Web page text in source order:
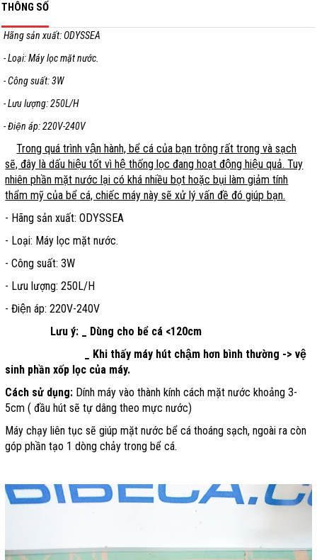
THÔNG SỐ
Hãng sản xuất: ODYSSEA
- Loại: Máy lọc mặt nước.
- Công suất: 3W
- Lưu lượng: 250L/H
- Điện áp: 220V-240V
Trong quá trình vận hành, bể cá của bạn trông rất trong và sạch
sẽ, đây là dấu hiệu tốt vì hệ thống lọc đang hoạt động hiệu quả. Tuy
nhiên phần mặt nước lại có khá nhiều bọt hoặc bụi làm giảm tính
thẩm mỹ của bể cá, chiếc máy này sẽ xử lý vấn đề đó giúp bạn.
- Hãng sản xuất: ODYSSEA
- Loại: Máy lọc mặt nước.
- Công suất: 3W
- Lưu lượng: 250L/H
- Điện áp: 220V-240V
Lưu ý: _ Dùng cho bể cá <120cm
_ Khi thấy máy hút chậm hơn bình thường -> vệ
sinh phần xốp lọc của máy.
Cách sử dụng: Dính máy vào thành kính cách mặt nước khoảng 3-
5cm ( đầu hút sẽ tự dâng theo mực nước)
Máy chạy liên tục sẽ giúp mặt nước bể cá thoáng sạch, ngoài ra còn
góp phần tạo 1 dòng chảy trong bể cá.